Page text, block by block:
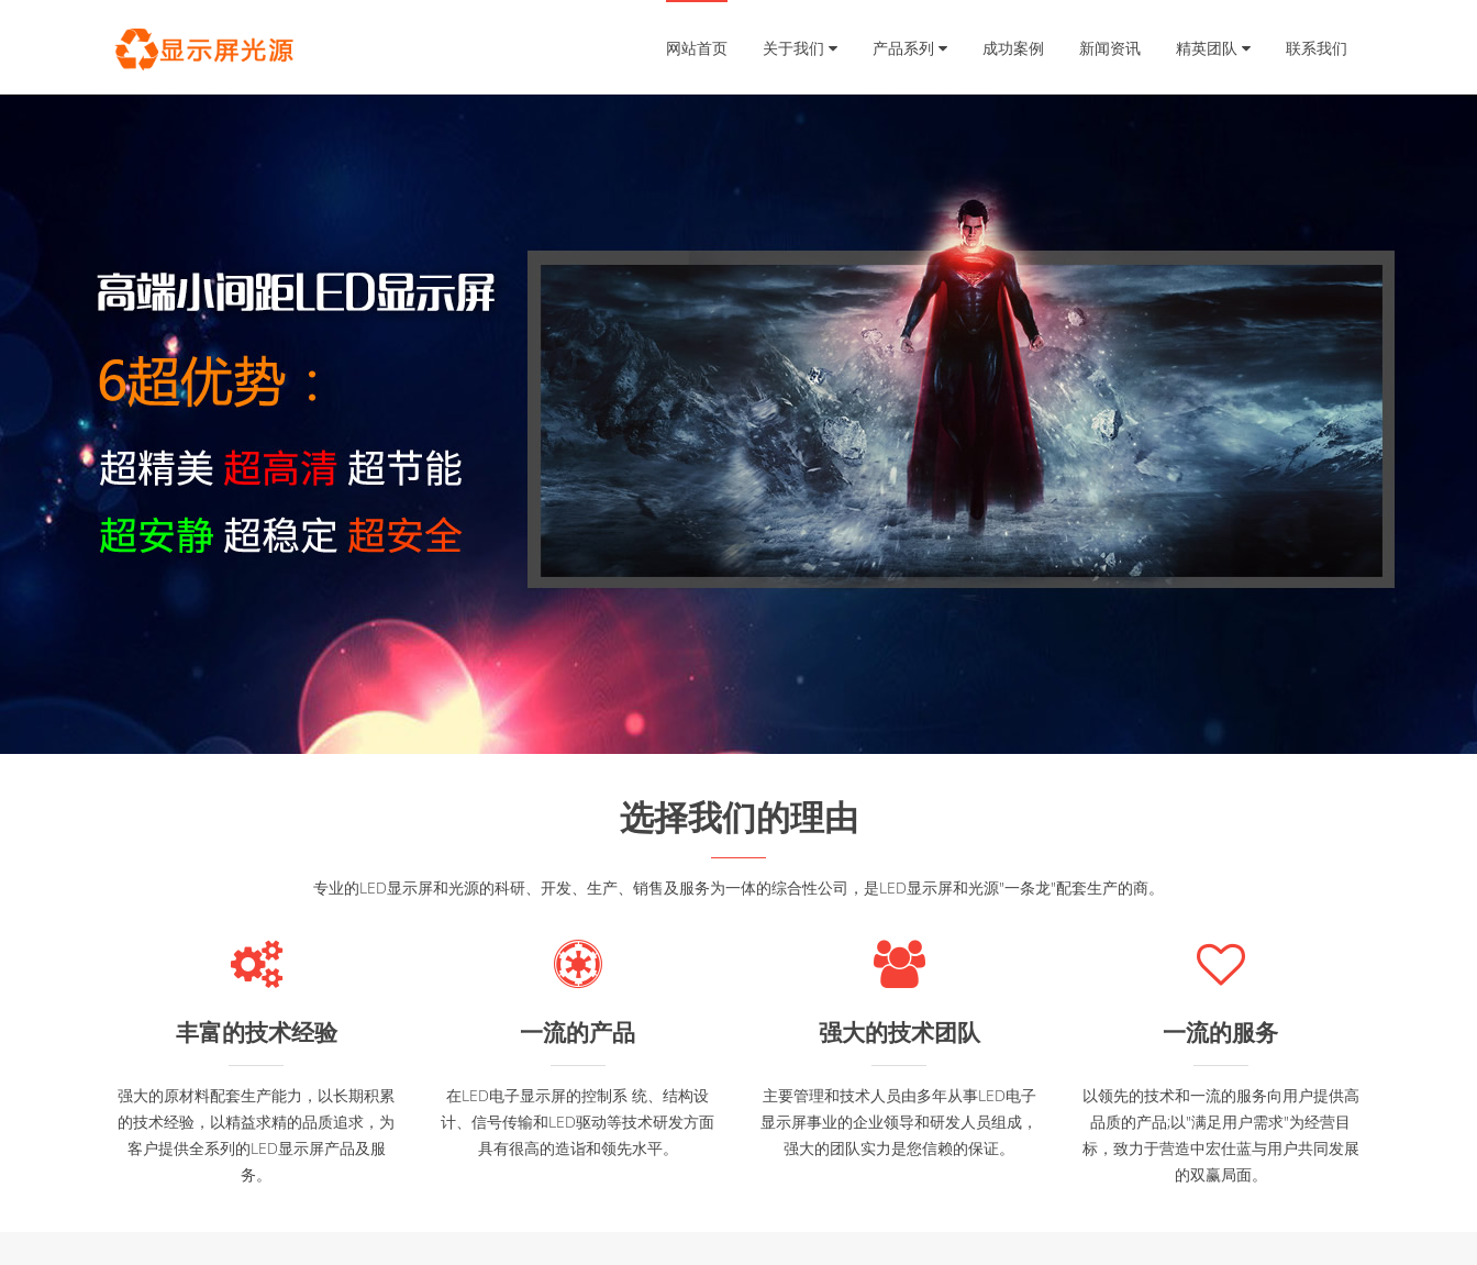
网站首页 关于我们 产品系列 成功案例 新闻资讯 精英团队 联系我们
选择我们的理由
专业的LED显示屏和光源的科研、开发、生产、销售及服务为一体的综合性公司，是LED显示屏和光源"一条龙"配套生产的商。
丰富的技术经验
强大的原材料配套生产能力，以长期积累
的技术经验，以精益求精的品质追求，为
客户提供全系列的LED显示屏产品及服
务。
一流的产品
在LED电子显示屏的控制系 统、结构设
计、信号传输和LED驱动等技术研发方面
具有很高的造诣和领先水平。
强大的技术团队
主要管理和技术人员由多年从事LED电子
显示屏事业的企业领导和研发人员组成，
强大的团队实力是您信赖的保证。
一流的服务
以领先的技术和一流的服务向用户提供高
品质的产品;以"满足用户需求"为经营目
标，致力于营造中宏仕蓝与用户共同发展
的双赢局面。